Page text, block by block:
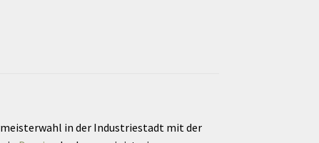
in der Industriestadt mit der